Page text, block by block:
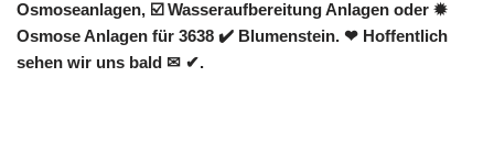
Osmoseanlagen, ☑️ Wasseraufbereitung Anlagen oder ✹
Osmose Anlagen für 3638 ✔️ Blumenstein. ❤ Hoffentlich
sehen wir uns bald ✉ ✔.